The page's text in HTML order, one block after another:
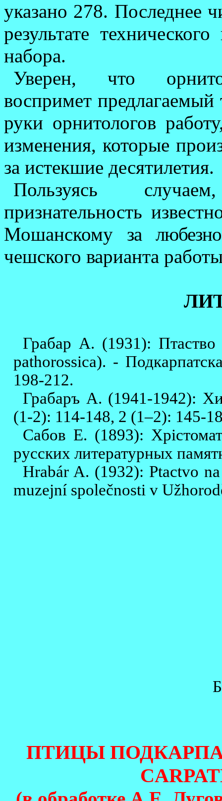
указано 278. Последнее
результате
набора.
Уверен, что
воспримет
руки орнитологов
изменения, которые
за истекшие десятилетия.
Пользуясь
признательность
Мошанскому за
чешского варианта
Грабар А. (1931):
pathorossica). -
198-212.
Грабаръ А. (1941-1942):
(1-2): 114-148, 2 (1–2): 145-
Сабов Е. (1893):
русских литературных
Hrabár A. (1932): Ptactvo
mu­zejní společnosti v
ПТИЦЫ